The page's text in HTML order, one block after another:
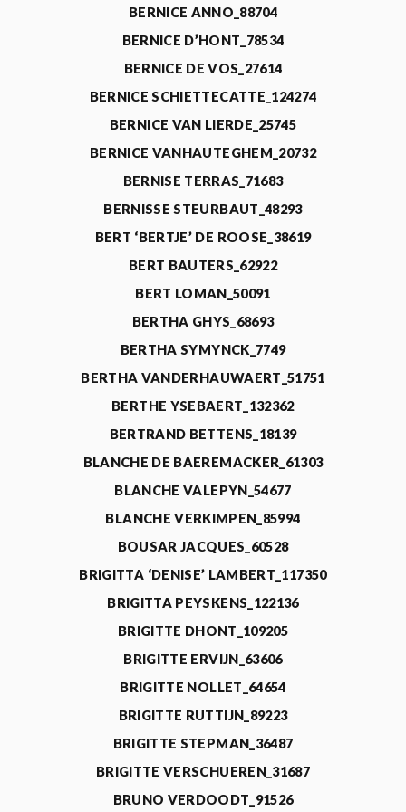
BERNICE ANNO_88704
BERNICE D’HONT_78534
BERNICE DE VOS_27614
BERNICE SCHIETTECATTE_124274
BERNICE VAN LIERDE_25745
BERNICE VANHAUTEGHEM_20732
BERNISE TERRAS_71683
BERNISSE STEURBAUT_48293
BERT ‘BERTJE’ DE ROOSE_38619
BERT BAUTERS_62922
BERT LOMAN_50091
BERTHA GHYS_68693
BERTHA SYMYNCK_7749
BERTHA VANDERHAUWAERT_51751
BERTHE YSEBAERT_132362
BERTRAND BETTENS_18139
BLANCHE DE BAEREMACKER_61303
BLANCHE VALEPYN_54677
BLANCHE VERKIMPEN_85994
BOUSAR JACQUES_60528
BRIGITTA ‘DENISE’ LAMBERT_117350
BRIGITTA PEYSKENS_122136
BRIGITTE DHONT_109205
BRIGITTE ERVIJN_63606
BRIGITTE NOLLET_64654
BRIGITTE RUTTIJN_89223
BRIGITTE STEPMAN_36487
BRIGITTE VERSCHUEREN_31687
BRUNO VERDOODT_91526